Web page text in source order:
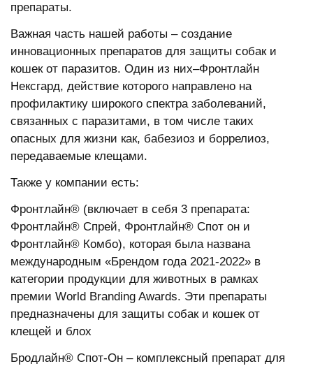
препараты.
Важная часть нашей работы – создание
инновационных препаратов для защиты собак и
кошек от паразитов. Один из них–Фронтлайн
Нексгард, действие которого направлено на
профилактику широкого спектра заболеваний,
связанных с паразитами, в том числе таких
опасных для жизни как, бабезиоз и боррелиоз,
передаваемые клещами.
Также у компании есть:
Фронтлайн® (включает в себя 3 препарата:
Фронтлайн® Спрей, Фронтлайн® Спот он и
Фронтлайн® Комбо), которая была названа
международным «Брендом года 2021-2022» в
категории продукции для животных в рамках
премии World Branding Awards. Эти препараты
предназначены для защиты собак и кошек от
клещей и блох
Бродлайн® Спот-Он – комплексный препарат для